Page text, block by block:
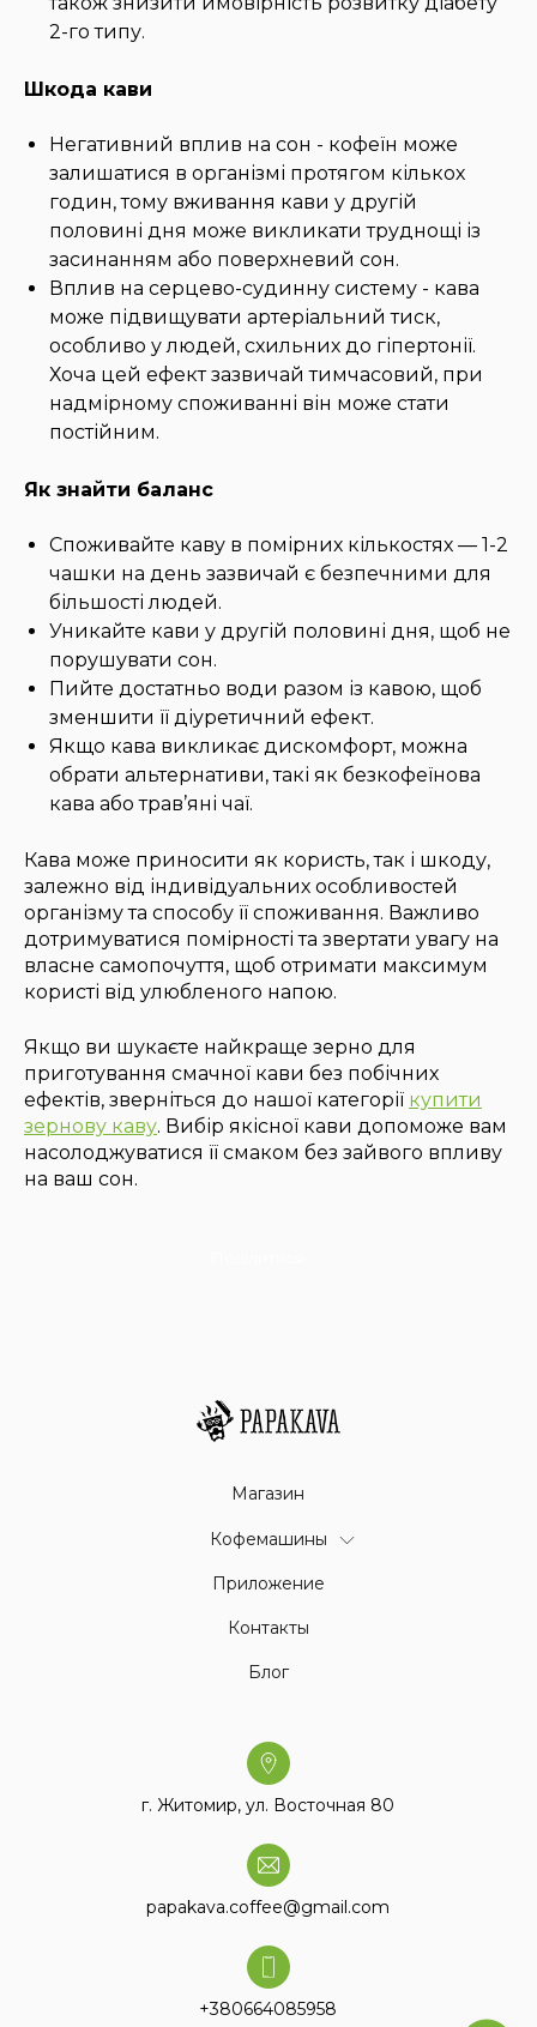
2-го типу.
Шкода кави
Негативний вплив на сон - кофеїн може
залишатися в організмі протягом кількох
годин, тому вживання кави у другій
половині дня може викликати труднощі із
засинанням або поверхневий сон.
Вплив на серцево-судинну систему - кава
може підвищувати артеріальний тиск,
особливо у людей, схильних до гіпертонії.
Хоча цей ефект зазвичай тимчасовий, при
надмірному споживанні він може стати
постійним.
Як знайти баланс
Споживайте каву в помірних кількостях — 1-2
чашки на день зазвичай є безпечними для
більшості людей.
Уникайте кави у другій половині дня, щоб не
порушувати сон.
Пийте достатньо води разом із кавою, щоб
зменшити її діуретичний ефект.
Якщо кава викликає дискомфорт, можна
обрати альтернативи, такі як безкофеїнова
кава або трав’яні чаї.
Кава може приносити як користь, так і шкоду,
залежно від індивідуальних особливостей
організму та способу її споживання. Важливо
дотримуватися помірності та звертати увагу на
власне самопочуття, щоб отримати максимум
користі від улюбленого напою.
Якщо ви шукаєте найкраще зерно для
приготування смачної кави без побічних
ефектів, зверніться до нашої категорії купити
зернову каву. Вибір якісної кави допоможе вам
насолоджуватися її смаком без зайвого впливу
на ваш сон.
Магазин
Кофемашины
Приложение
Контакты
Блог
г. Житомир, ул. Восточная 80
papakava.coffee@gmail.com
+380664085958